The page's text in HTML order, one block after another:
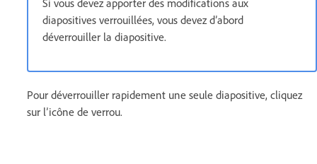
Si vous devez apporter des modifications aux
diapositives verrouillées, vous devez d’abord
déverrouiller la diapositive.
Pour déverrouiller rapidement une seule diapositive, cliquez
sur l’icône de verrou.